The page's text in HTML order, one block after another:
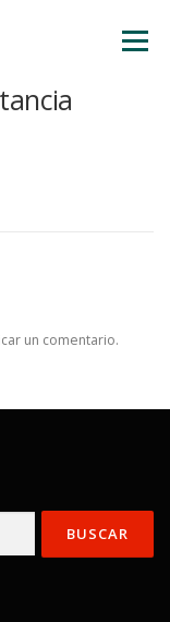
Menú
un comentario.